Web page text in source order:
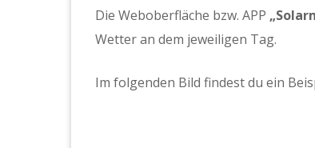
Die Weboberfläche bzw. APP
Wetter an dem jeweiligen Tag.
Im folgenden Bild findest du ein